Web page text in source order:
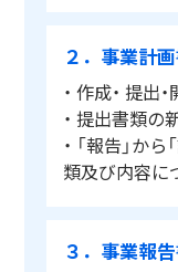
２．事業計
・ 作成・ 提出
・ 提出書類の
・ 「報告」か
類及び内容に
３．事業報